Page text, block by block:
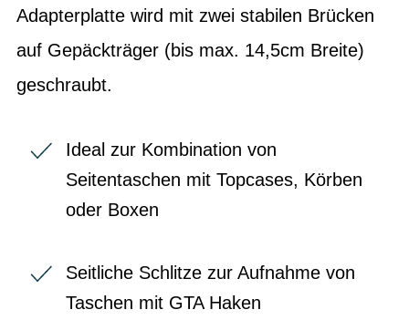
Adapterplatte wird mit zwei stabilen Brücken
auf Gepäckträger (bis max. 14,5cm Breite)
geschraubt.
Ideal zur Kombination von
Seitentaschen mit Topcases, Körben
oder Boxen
Seitliche Schlitze zur Aufnahme von
Taschen mit GTA Haken